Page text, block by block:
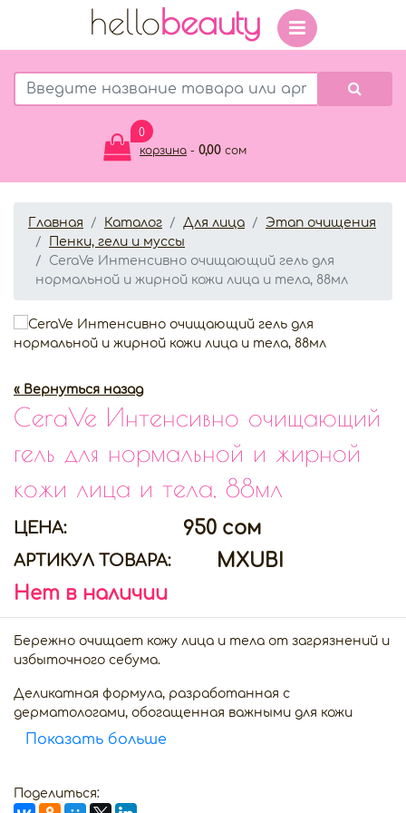
hellobeauty
0
корзина - 0,00 сом
Главная Каталог Для лица
Этап очищения
Пенки, гели и муссы
CeraVe Интенсивно очищающий гель для
нормальной и жирной кожи лица и тела, 88мл
« Вернуться назад
CeraVe Интенсивно очищающий
гель для нормальной и жирной
кожи лица и тела, 88мл
ЦЕНА: 950 сом
АРТИКУЛ ТОВАРА:
MXUBI
Нет в наличии
Бережно очищает кожу лица и тела от загрязнений и
избыточного себума.
Деликатная формула, разработанная с
дерматологами, обогащенная важными для кожи
керамидами трех типов (1, 3, 6-II), очищает кожу от
Содержит 3 важных для кожи керамида,
Показать больше
Поделиться: